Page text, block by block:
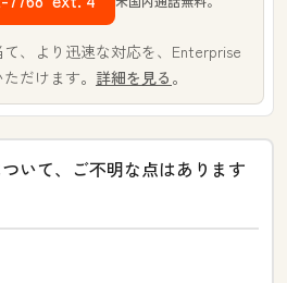
いて、ご不明な点はあります
、より迅速な対応を、Enterprise
だけます。 詳細を見る 。